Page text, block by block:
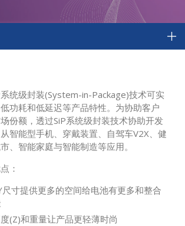
统级封装(System-in-Package)技术可实
功耗和低延迟等产品特性。为协助客户
份额，透过SiP系统级封装技术协助开发
智能型手机、穿戴装置、自驾车V2X、健
、智能家庭与智能制造等应用。
：
尺寸提供更多的空间给电池有更多和整合
(Z)和重量让产品更轻薄时尚